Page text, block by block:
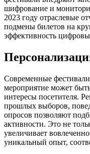
шифрование и
2023 году отраслевые
подмены билетов на
эффективность
Современные
мероприятие может
интересы посетителя.
прошлых выборов,
опросов позволяют
активности. Это не
увеличивает
уникальный опыт,